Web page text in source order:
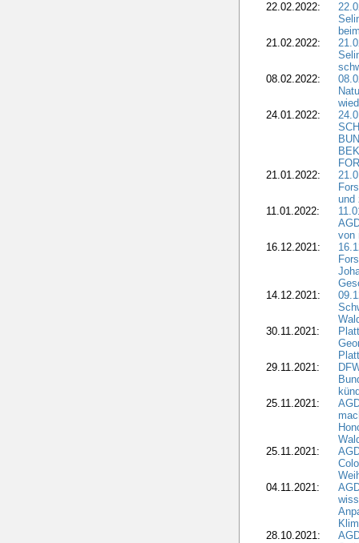
22.02.2022:
21.02.2022:
08.02.2022:
24.01.2022:
21.01.2022:
und
11.01.2022:
von
16.12.2021:
14.12.2021:
30.11.2021:
29.11.2021:
25.11.2021:
25.11.2021:
04.11.2021:
28.10.2021: